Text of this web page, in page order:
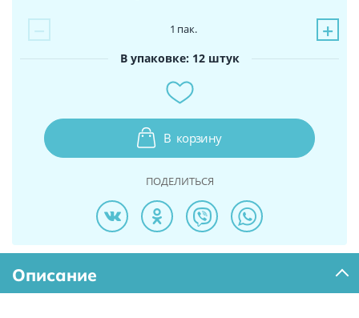
− +
1 пак.
В упаковке: 12 штук
В корзину
ПОДЕЛИТЬСЯ
Описание